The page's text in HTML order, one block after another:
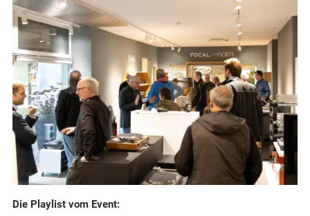
Die Playlist vom Event: